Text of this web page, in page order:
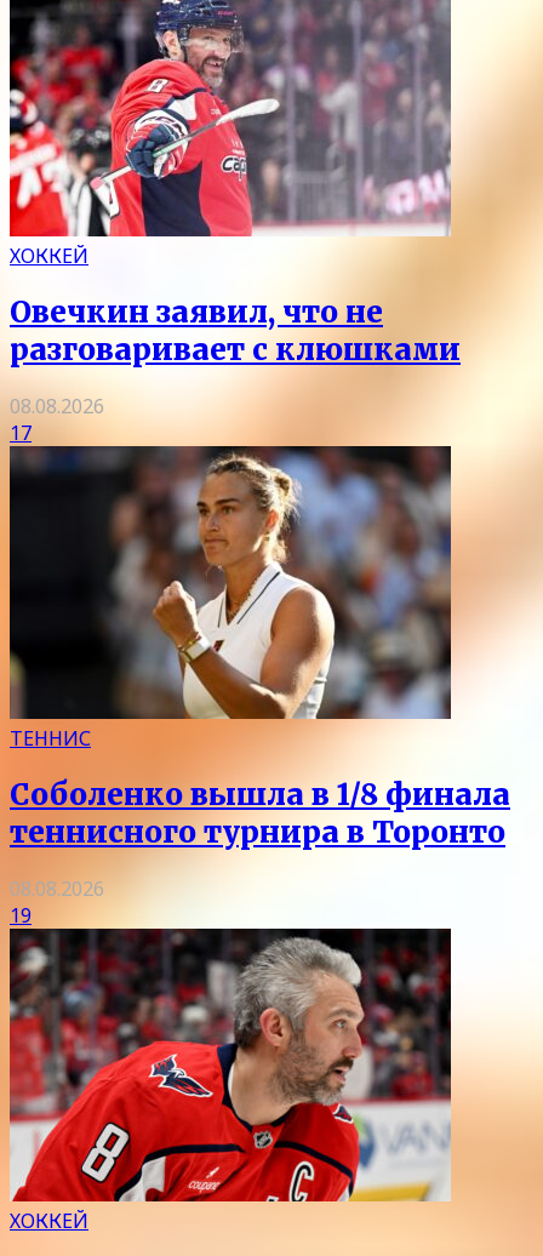
ХОККЕЙ
Овечкин заявил, что не
разговаривает с клюшками
08.08.2026
17
ТЕННИС
Соболенко вышла в 1/8 финала
теннисного турнира в Торонто
08.08.2026
19
ХОККЕЙ